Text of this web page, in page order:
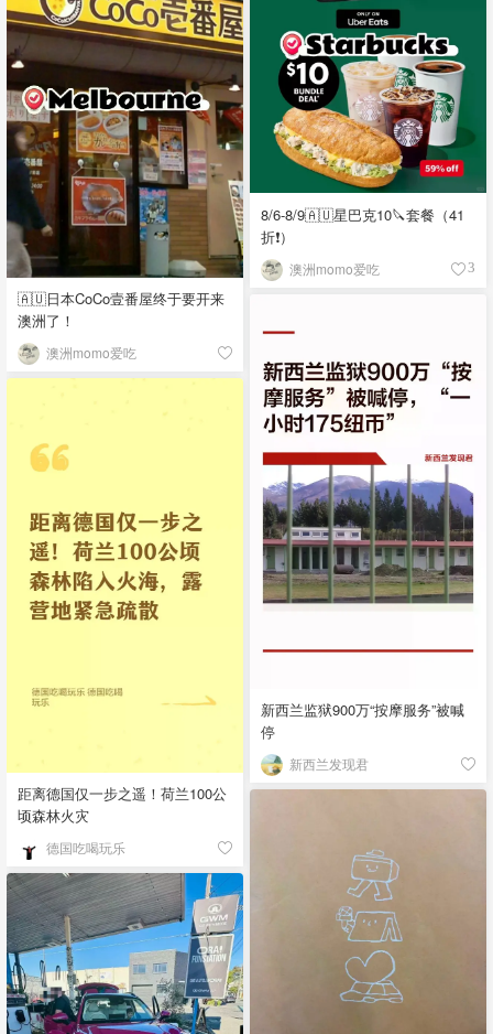
8/6-8/9🇦🇺星巴克10🔪套餐（41
折❗）
澳洲momo爱吃 3
🇦🇺日本CoCo壹番屋终于要开来
澳洲了！
澳洲momo爱吃
新西兰监狱900万“按摩服务”被喊
停
新西兰发现君
距离德国仅一步之遥！荷兰100公
顷森林火灾
德国吃喝玩乐